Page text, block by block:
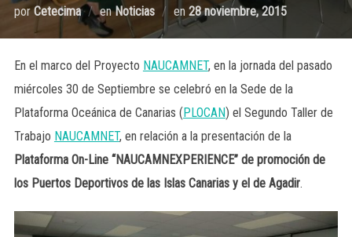
porCetecima enNoticias en 28 noviembre, 2015
En el marco del Proyecto NAUCAMNET, en la jornada del pasado
miércoles 30 de Septiembre se celebró en la Sede de la
Plataforma Oceánica de Canarias (PLOCAN) el Segundo Taller de
Trabajo NAUCAMNET, en relación a la presentación de la
Plataforma On-Line “NAUCAMNEXPERIENCE” de promoción de
los Puertos Deportivos de las Islas Canarias y el de Agadir.